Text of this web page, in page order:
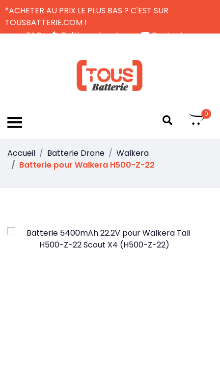
*ACHETER AU PRIX LE PLUS BAS ? C'EST SUR
TOUSBATTERIE.COM !
FAQ
Politique de retour
Contactez-nous
0
Accueil Batterie Drone
Walkera
Batterie pour Walkera H500-Z-22